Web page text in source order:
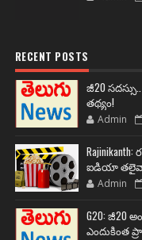
RECENT POSTS
జీ20
తథ్యం!
Admin
ఐడియా
Admin
G20: జీ20
ఎందుకింత